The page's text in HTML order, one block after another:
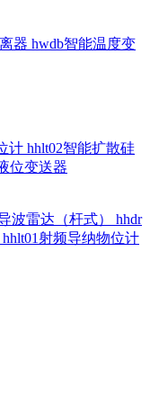
器 hwdb智能温度变
计 hhlt02智能扩散硅
位变送器
波雷达（杆式） hhdr
hhlt01射频导纳物位计